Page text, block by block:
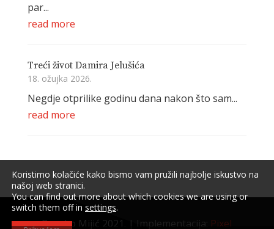
par...
read more
Treći život Damira Jelušića
18. ožujka 2026.
Negdje otprilike godinu dana nakon što sam...
read more
Branko Mijić 2021. | Implementacija: Pixel
Koristimo kolačiće kako bismo vam pružili najbolje iskustvo na
našoj web stranici.
You can find out more about which cookies we are using or
switch them off in settings.